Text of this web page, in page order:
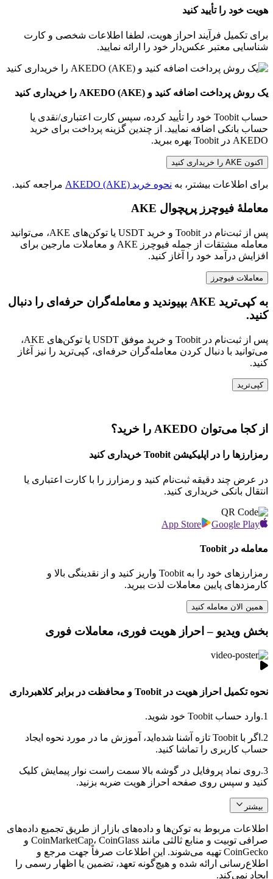
هویت خود را تأیید کنید
برای تکمیل فرآیند احراز هویت، لطفا اطلاعات شخصی و کارت
شناسایی معتبر عکس‌دار خود را ارائه نمایید.
یک روش پرداخت اضافه کنید و AKEDO (AKE) را خریداری کنید
حساب Toobit خود را تأیید کرده، سپس کارت اعتباری/نقدی یا
حساب بانکی اضافه نمایید. از چندین گزینه پرداخت برای خرید
AKEDO در Toobit بهره ببرید.
اکنون AKE را خریداری کنید
برای اطلاعات بیشتر، به نحوه خرید AKEDO (AKE) مراجعه کنید.
معاملهٔ فیوچرز پرپچوال AKE
پس از ثبت‌نام در Toobit و خرید USDT یا توکن‌های AKE، می‌توانید
معامله مشتقات از جمله فیوچرز AKE و معاملات مارجین برای
افزایش درآمد خود را آغاز کنید.
معاملات فیوچرز
به کپی‌ترید AKE بپیوندید و معامله‌گران حرفه‌ای را دنبال
کنید.
پس از ثبت‌نام در Toobit و خرید موفق USDT یا توکن‌های AKE،
می‌توانید با دنبال کردن معامله‌گران حرفه‌ای، کپی‌ترید را نیز آغاز
کنید.
کپی‌ترید
از کجا می‌توان AKEDO را خرید؟
رمزارزها را در اپلیکیشن Toobit خریداری کنید
در عرض چند دقیقه ثبت‌نام کنید و رمزارز را با کارت اعتباری یا
انتقال بانکی خریداری کنید.
App Store Google Play
معامله در Toobit
رمزارزهای خود را به Toobit واریز کنید و از نقدینگی بالا و
کارمزدهای پایین معاملات لذت ببرید.
همین الان معامله کنید
بخش ویدیو – احراز هویت فوری، معاملات فوری
نحوه تکمیل احراز هویت در Toobit و محافظت در برابر کلاهبرداری
1. وارد حساب Toobit خود شوید.
2.
اگر با Toobit تازه آشنا شده‌اید، آموزش ما در مورد نحوه ایجاد
حساب کاربری را تماشا کنید.
3. روی نماد پروفایل در گوشه بالا سمت راست نوار پیمایش کلیک
کنید و سپس روی صفحه احراز هویت ضربه بزنید.
بیشتر
اطلاعات مربوط به توکن‌ها و داده‌های بازار از طریق تجمیع داده‌های
صرافی توبیت و منابع ثالثی مانند CoinMarketCap، CoinGlass و
CoinGecko تهیه می‌شوند. این اطلاعات صرفاً جهت مرجع و
اطلاع‌رسانی ارائه شده و هیچ‌گونه تعهد، تضمین یا اظهار رسمی را
ایجاد نمی‌کند.